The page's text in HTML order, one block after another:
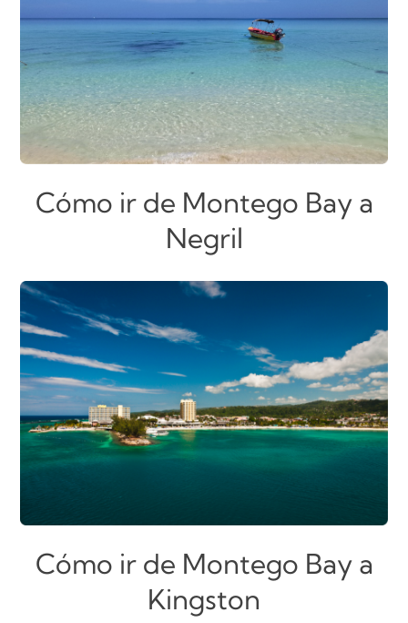
Cómo ir de Montego Bay a
Negril
Cómo ir de Montego Bay a
Kingston